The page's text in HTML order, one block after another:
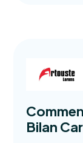
Bilan